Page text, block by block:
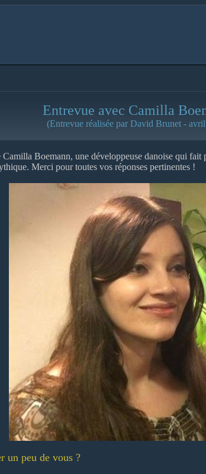
Entrevue avec Camilla
(Entrevue réalisée par David Brunet -
Boemann, une développeuse danoise qui
Merci pour toutes vos réponses pertinentes !
un peu de vous ?